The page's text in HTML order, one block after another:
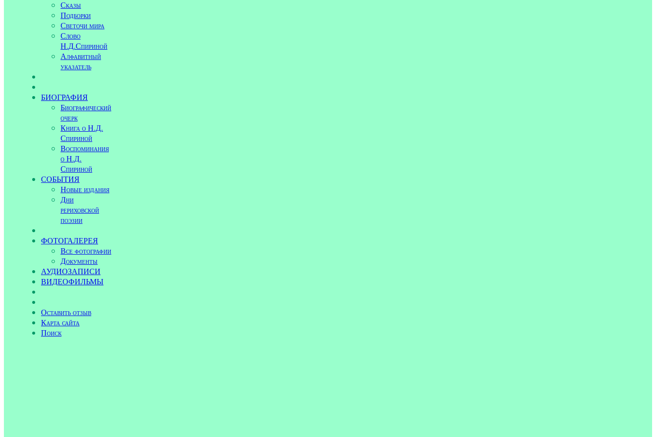
Сказы
Подборки
Светочи мира
Слово
Н.Д.Спириной
Алфавитный
указатель
БИОГРАФИЯ
Биографический
очерк
Книга о Н.Д.
Спириной
Воспоминания
о Н.Д.
Спириной
СОБЫТИЯ
Новые издания
Дни
рериховской
поэзии
ФОТОГАЛЕРЕЯ
Все фотографии
Документы
АУДИОЗАПИСИ
ВИДЕОФИЛЬМЫ
Оставить отзыв
Карта сайта
Поиск